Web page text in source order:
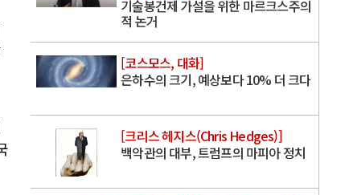
기술봉건제 가설을 위한 마르크스주의
적 논거
[코스모스, 대화]
은하수의 크기, 예상보다 10% 더 크다
[크리스 헤지스(Chris Hedges)]
백악관의 대부, 트럼프의 마피아 정치